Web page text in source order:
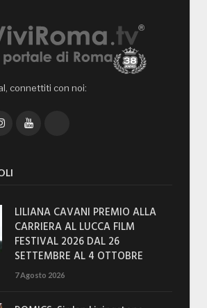
connettiti con noi:
InstagramYouTube
LILIANA CAVANI PREMIO ALLA
CARRIERA AL LUCCA FILM
FESTIVAL 2026 DAL 26
SETTEMBRE AL 4 OTTOBRE
7 Agosto 2026